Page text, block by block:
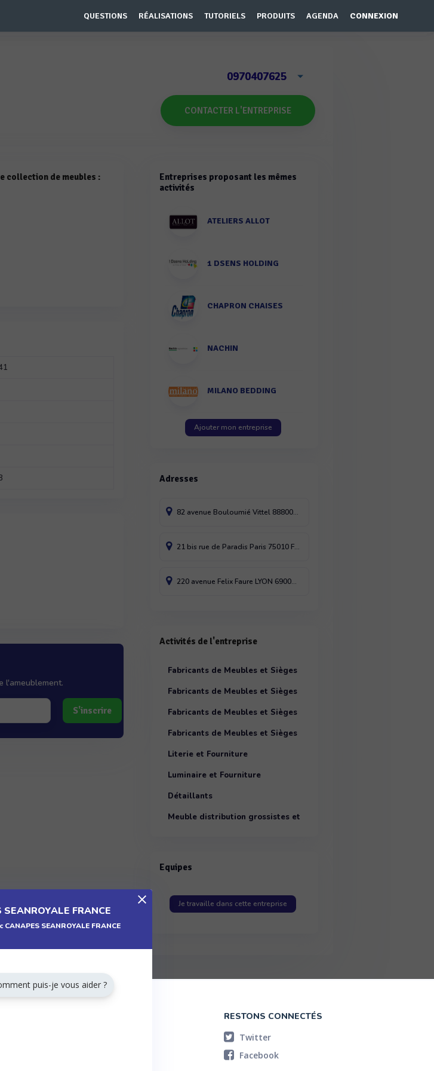
QUESTIONS RÉALISATIONS TUTORIELS PRODUITS AGENDA CONNEXION
SEANROYALE FRANCE
SEANROYALE FRANCE
puis-je vous aider ?
0970407625
CONTACTER L'ENTREPRISE
collection de meubles :
l'ameublement.
S'inscrire
Entreprises proposant les mêmes
activités
ATELIERS ALLOT
1 DSENS HOLDING
CHAPRON CHAISES
NACHIN
MILANO BEDDING
Ajouter mon entreprise
Adresses
82 avenue BouloumiéVittel 88800 France
21 bis rue de Paradis Paris 75010 France
220 avenue Felix Faure LYON 69003
Activités de l'entreprise
Fabricants de Meubles et Sièges
par destination
Fabricants de Meubles et Sièges
par genre
Fabricants de Meubles et Sièges
par matériaux
Fabricants de Meubles et Sièges
par style
Literie et Fourniture
Luminaire et Fourniture
Détaillants
Meuble distribution grossistes et
Equipes
Je travaille dans cette entreprise
RESTONS CONNECTÉS
Twitter
Facebook